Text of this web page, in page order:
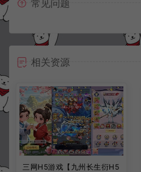
常见问题
相关资源
三网H5游戏【九州长生衍H5